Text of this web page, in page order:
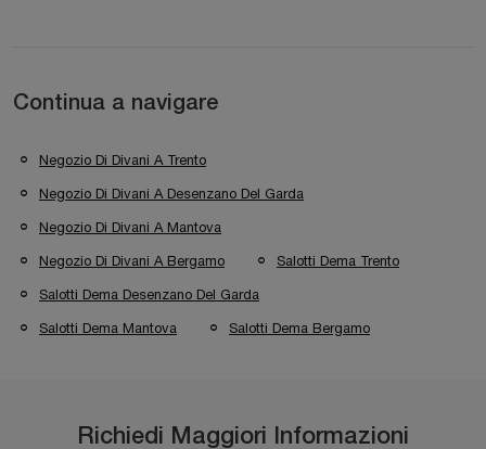
Continua a navigare
Negozio Di Divani A Trento
Negozio Di Divani A Desenzano Del Garda
Negozio Di Divani A Mantova
Negozio Di Divani A Bergamo Salotti Dema Trento
Salotti Dema Desenzano Del Garda
Salotti Dema Mantova Salotti Dema Bergamo
Richiedi Maggiori Informazioni